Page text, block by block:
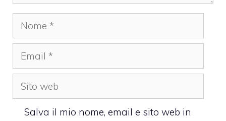
Nome
Email
Sito
web
Salva il mio nome, email e sito web in